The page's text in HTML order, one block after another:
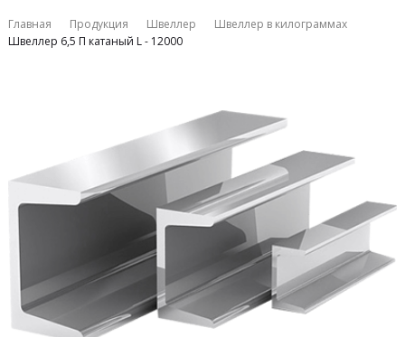
Главная Продукция Швеллер
Швеллер в килограммах
Швеллер 6,5 П катаный L - 12000